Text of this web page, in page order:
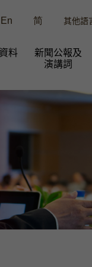
En 简 其他語
料
新聞公報及
演講詞